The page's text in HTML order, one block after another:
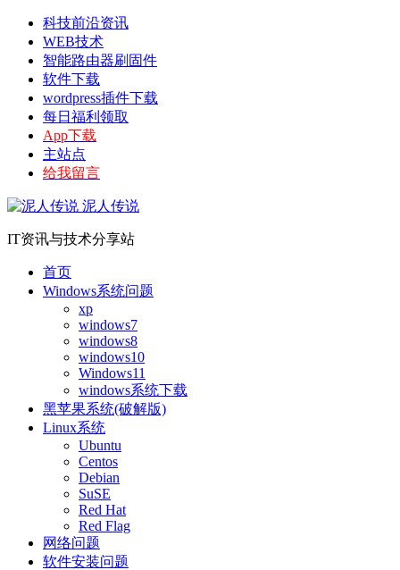
科技前沿资讯
WEB技术
智能路由器刷固件
软件下载
wordpress插件下载
每日福利领取
App下载
主站点
给我留言
泥人传说
IT资讯与技术分享站
首页
Windows系统问题
xp
windows7
windows8
windows10
Windows11
windows系统下载
黑苹果系统(破解版)
Linux系统
Ubuntu
Centos
Debian
SuSE
Red Hat
Red Flag
网络问题
软件安装问题